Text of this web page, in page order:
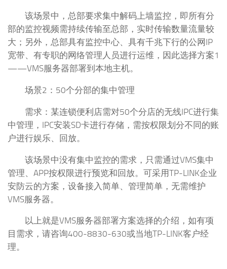
该场景中，总部要求集中解码上墙监控，即所有分
部的监控视频需持续传输至总部，实时传输数量流量较
大；另外，总部具有监控中心、具有千兆下行的公网IP
宽带、有专职的网络管理人员进行运维，因此选择方案1
——VMS服务器部署到本地主机。
场景2：50个分部的集中管理
需求：某连锁便利店需对50个分店的无线IPC进行集
中管理，IPC安装SD卡进行存储，需按权限划分不同的账
户进行娱乐、回放。
该场景中没有集中监控的需求，只需通过VMS集中
管理、APP按权限进行预览和回放。可采用TP-LINK企业
安防云的方案，设备接入简单、管理简单，无需维护
VMS服务器。
以上就是VMS服务器部署方案选择的介绍，如有项
目需求，请咨询400-8830-630或当地TP-LINK客户经
理。